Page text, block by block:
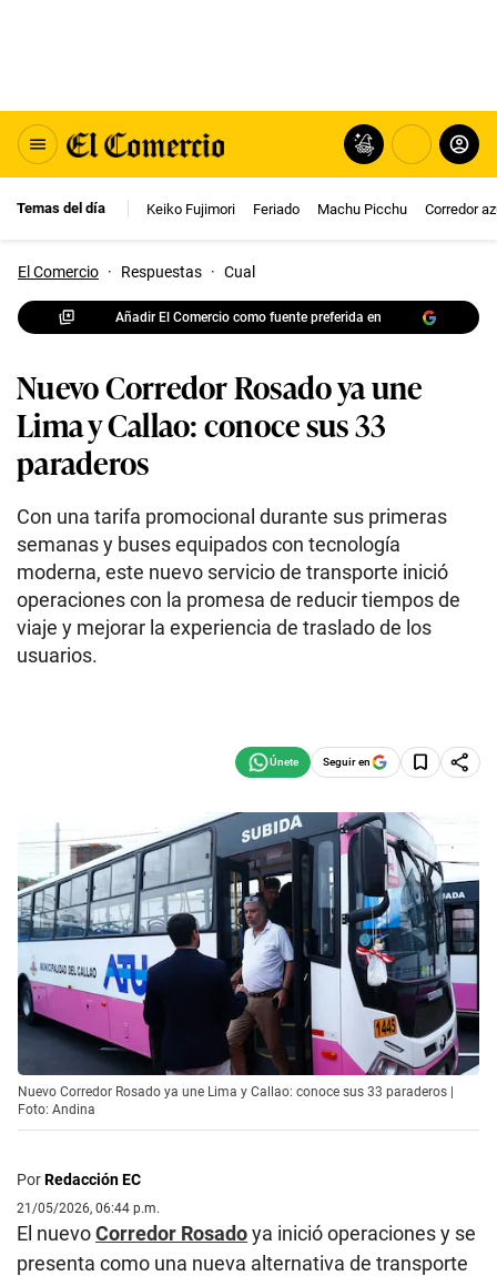
Temas del día Keiko Fujimori Feriado Machu Picchu Corredor
El Comercio · Respuestas · Cual
Añadir El Comercio como fuente preferida en
Nuevo Corredor Rosado ya une
Lima y Callao: conoce sus 33
paraderos
Con una tarifa promocional durante sus primeras
semanas y buses equipados con tecnología
moderna, este nuevo servicio de transporte inició
operaciones con la promesa de reducir tiempos de
viaje y mejorar la experiencia de traslado de los
usuarios.
Seguir en
Nuevo Corredor Rosado ya une Lima y Callao: conoce sus 33 paraderos |
Foto: Andina
PorRedacción EC
21/05/2026, 06:44 p.m.
El nuevoCorredor Rosadoya inició operaciones y se
presenta como una nueva alternativa de transporte